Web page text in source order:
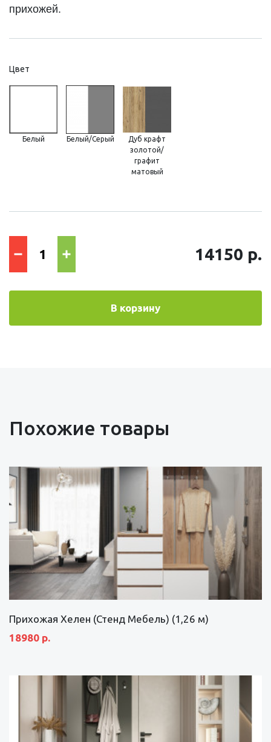
прихожей.
Цвет
Белый Белый/Серый
Дуб крафт
золотой/
графит
матовый
14150 р.
В корзину
Похожие товары
Прихожая Хелен (Стенд Мебель) (1,26 м)
18980 р.